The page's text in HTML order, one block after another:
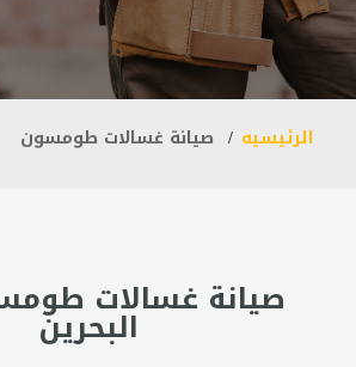
الرئيسيه صيانة غسالات طومسون
صيانة غسالات
البحرين